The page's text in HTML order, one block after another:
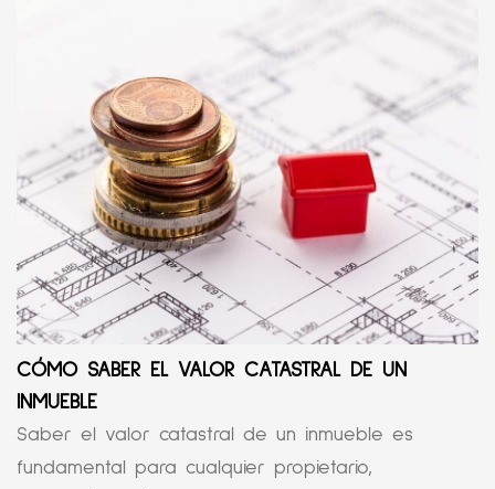
CÓMO SABER EL VALOR CATASTRAL DE UN
INMUEBLE
Saber el valor catastral de un inmueble es
fundamental para cualquier propietario,